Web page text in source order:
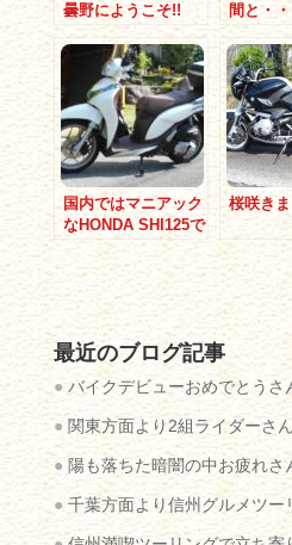
曇野にようこそ!!
間と・・
国内ではマニアック
なHONDA SHI125で
のんびりと信州ツー
桜咲き
最近のブログ記事
バイクデビューおめでとうさ
関東方面より2組ライダーさ
陽も落ちた暗闇の中お疲れさ
千葉方面より信州グルメツー